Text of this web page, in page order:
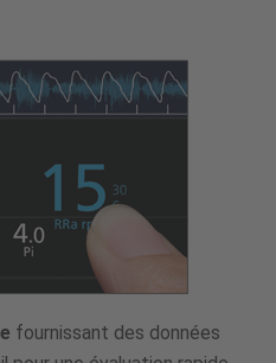
fournissant des données